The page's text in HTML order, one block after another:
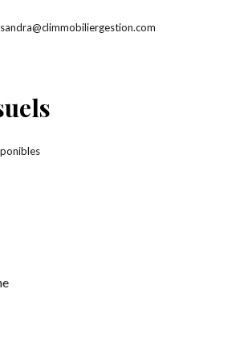
sandra@climmobiliergestion.com